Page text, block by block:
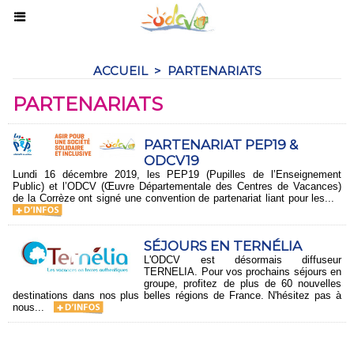
ACCUEIL > PARTENARIATS
PARTENARIATS
PARTENARIAT PEP19 &
ODCV19
Lundi 16 décembre 2019, les PEP19 (Pupilles de l’Enseignement
Public) et l’ODCV (Œuvre Départementale des Centres de Vacances)
de la Corrèze ont signé une convention de partenariat liant pour les...
SÉJOURS EN TERNÉLIA
L'ODCV est désormais diffuseur
TERNELIA. Pour vos prochains séjours en
groupe, profitez de plus de 60 nouvelles
destinations dans nos plus belles régions de France. N'hésitez pas à
nous...